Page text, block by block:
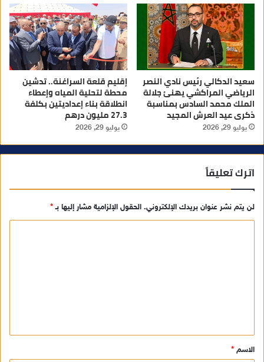
سعيد الدكالي رئيس نادي النصر
الرياضي المراكشي يهنئ جلالة
الملك محمد السادس بمناسبة
ذكرى عيد العرش المجيد
يوليو 29, 2026
إقليم قلعة السراغنة.. تدشين
محطة لتحلية المياه وإعطاء
انطلاقة بناء إعداديتين بكلفة
27.3 مليون درهم
يوليو 29, 2026
اترك تعليقاً
لن يتم نشر عنوان بريدك الإلكتروني. الحقول الإلزامية مشار إليها بـ*
ق
*
الاسم *